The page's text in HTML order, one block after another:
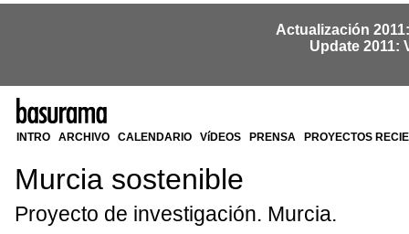
Actualización
Update 2011:
INTRO ARCHIVO CALENDARIO VíDEOS PRENSA PROYECTOS
Murcia sostenible
Proyecto de investigación. Murcia.